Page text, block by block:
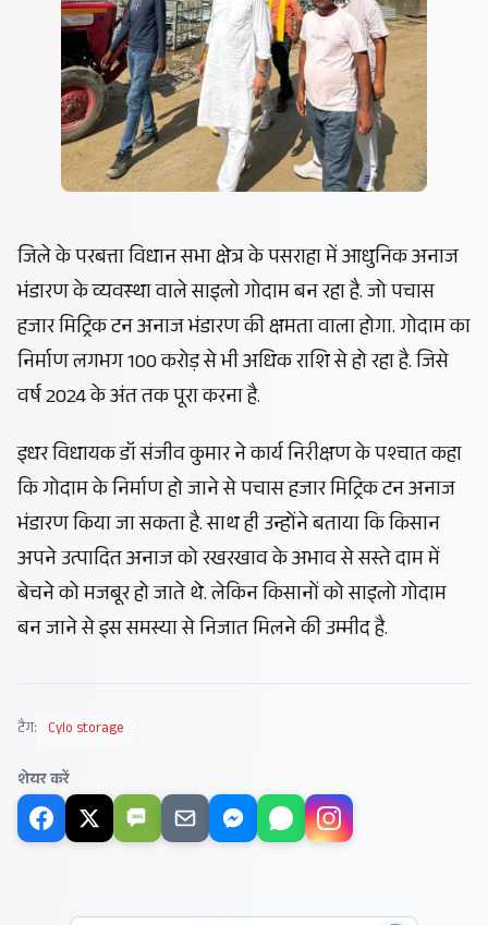
जिले के परबत्ता विधान सभा क्षेत्र के पसराहा में आधुनिक अनाज
भंडारण के व्यवस्था वाले साइलो गोदाम बन रहा है. जो पचास
हजार मिट्रिक टन अनाज भंडारण की क्षमता वाला होगा. गोदाम का
निर्माण लगभग 100 करोड़ से भी अधिक राशि से हो रहा है. जिसे
वर्ष 2024 के अंत तक पूरा करना है.
इधर विधायक डॉ संजीव कुमार ने कार्य निरीक्षण के पश्चात कहा
कि गोदाम के निर्माण हो जाने से पचास हजार मिट्रिक टन अनाज
भंडारण किया जा सकता है. साथ ही उन्होंने बताया कि किसान
अपने उत्पादित अनाज को रखरखाव के अभाव से सस्ते दाम में
बेचने को मजबूर हो जाते थे. लेकिन किसानों को साइलो गोदाम
बन जाने से इस समस्या से निजात मिलने की उम्मीद है.
टैग: Cylo storage
शेयर करें
SMS